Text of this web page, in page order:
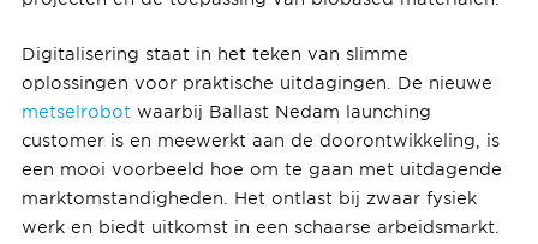
Digitalisering staat in het teken van slimme
oplossingen voor praktische uitdagingen. De nieuwe
metselrobotwaarbij Ballast Nedam launching
customer is en meewerkt aan de doorontwikkeling, is
een mooi voorbeeld hoe om te gaan met uitdagende
marktomstandigheden. Het ontlast bij zwaar fysiek
werk en biedt uitkomst in een schaarse arbeidsmarkt.